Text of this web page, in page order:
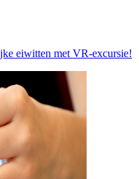
eiwitten met VR-excursie!